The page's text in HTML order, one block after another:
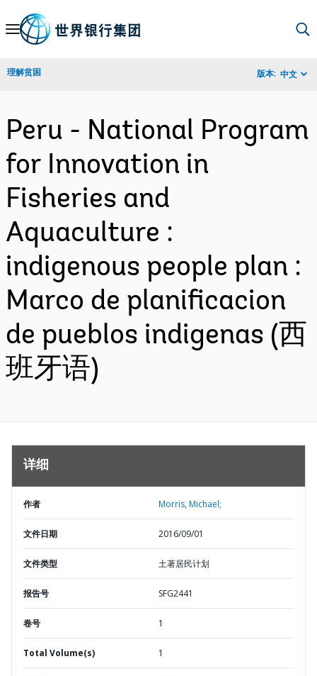
Skip
Navigation
理解贫困 版本: 中文
Peru - National Program
for Innovation in
Fisheries and
Aquaculture :
indigenous people plan :
Marco de planificacion
de pueblos indigenas (西
班牙语)
详细
作者 Morris, Michael;
文件日期 2016/09/01
文件类型 土著居民计划
报告号 SFG2441
卷号 1
Total Volume(s) 1